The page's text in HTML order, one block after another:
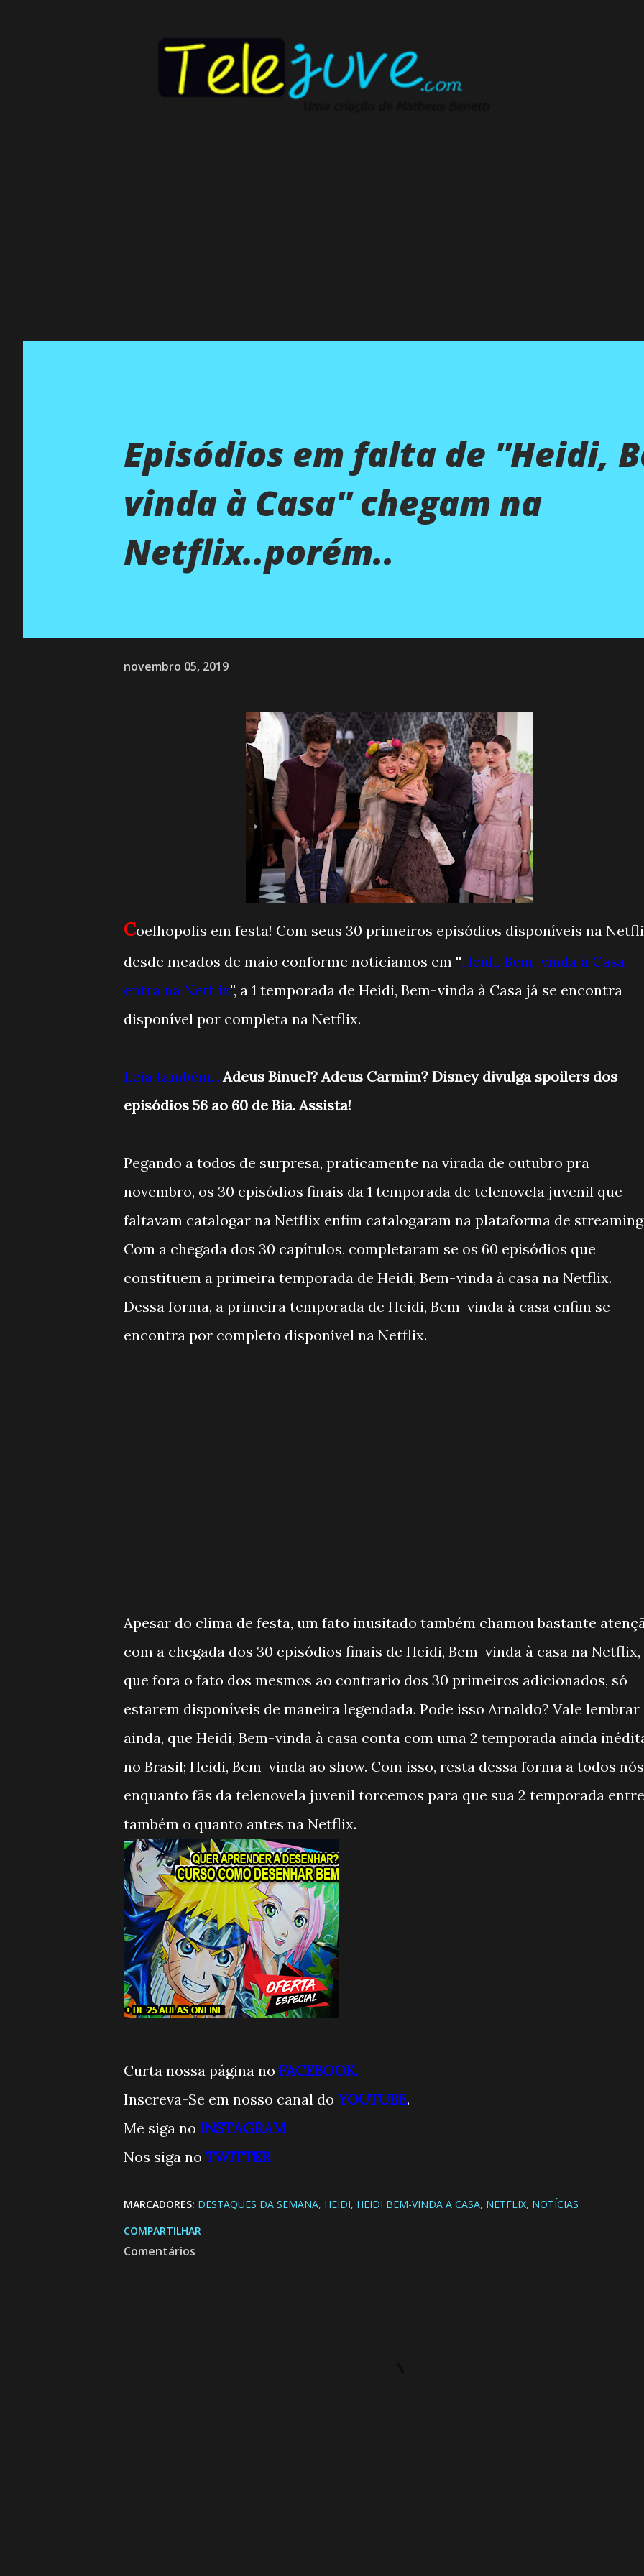
Episódios em falta de ''Heidi,
vinda à Casa'' chegam na
Netflix..porém..
novembro 05, 2019
Coelhopolis em festa! Com seus 30 primeiros episódios disponíveis na
desde meados de maio conforme noticiamos em ''Heidi, Bem-vinda à Casa
entra na Netflix'', a 1 temporada de Heidi, Bem-vinda à Casa já se encontra
disponível por completa na Netflix.
Leia também....Adeus Binuel? Adeus Carmim? Disney divulga spoilers dos
episódios 56 ao 60 de Bia. Assista!
Pegando a todos de surpresa, praticamente na virada de outubro pra
novembro, os 30 episódios finais da 1 temporada de telenovela juvenil que
faltavam catalogar na Netflix enfim catalogaram na plataforma de
Com a chegada dos 30 capítulos, completaram se os 60 episódios que
constituem a primeira temporada de Heidi, Bem-vinda à casa na Netflix.
Dessa forma, a primeira temporada de Heidi, Bem-vinda à casa enfim se
encontra por completo disponível na Netflix.
Apesar do clima de festa, um fato inusitado também chamou bastante
com a chegada dos 30 episódios finais de Heidi, Bem-vinda à casa na Netflix,
que fora o fato dos mesmos ao contrario dos 30 primeiros adicionados, só
estarem disponíveis de maneira legendada. Pode isso Arnaldo? Vale lembrar
ainda, que Heidi, Bem-vinda à casa conta com uma 2 temporada ainda
no Brasil; Heidi, Bem-vinda ao show. Com isso, resta dessa forma a todos nós
enquanto fãs da telenovela juvenil torcemos para que sua 2 temporada entre
também o quanto antes na Netflix.
Curta nossa página no FACEBOOK.
Inscreva-Se em nosso canal do YOUTUBE.
Me siga no INSTAGRAM
Nos siga no TWITTER
MARCADORES: DESTAQUES DA SEMANA HEIDI HEIDI BEM-VINDA A CASA NETFLIX NOTÍCIAS
COMPARTILHAR
Comentários